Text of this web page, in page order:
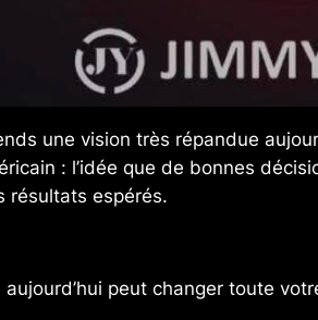
une vision très répandue
: l’idée que de bonnes
résultats espérés.
peut changer toute